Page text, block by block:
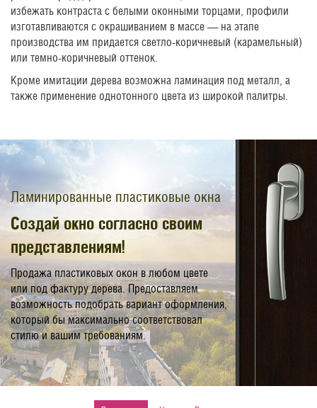
избежать контраста с белыми оконными торцами, профили
изготавливаются с окрашиванием в массе — на этапе
производства им придается светло-коричневый (карамельный)
или темно-коричневый оттенок.
Кроме имитации дерева возможна ламинация под металл, а
также применение однотонного цвета из широкой палитры.
Ламинированные пластиковые окна
Создай окно согласно своим
представлениям!
Продажа пластиковых окон в любом цвете
или под фактуру дерева. Предоставляем
возможность подобрать вариант оформления,
который бы максимально соответствовал
стилю и вашим требованиям.